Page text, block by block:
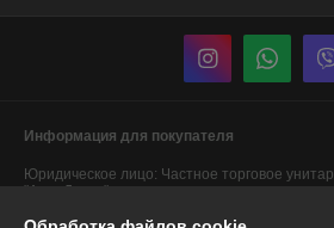
Информация для покупателя
Юридическое лицо: Частное торговое
"АннаДекор"